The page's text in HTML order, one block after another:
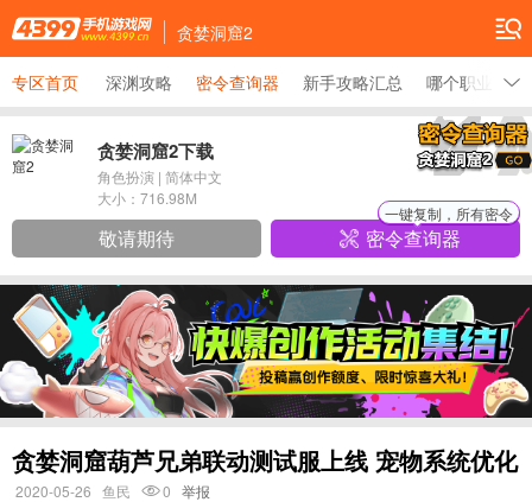
贪婪洞窟2
专区首页 深渊攻略 密令查询器 新手攻略汇总 哪个职业厉害
贪婪洞窟2下载
角色扮演 | 简体中文
大小： 716.98M
敬请期待 密令查询器
一键复制，所有密令
贪婪洞窟葫芦兄弟联动测试服上线 宠物系统优化
2020-05-26 鱼民 0 举报